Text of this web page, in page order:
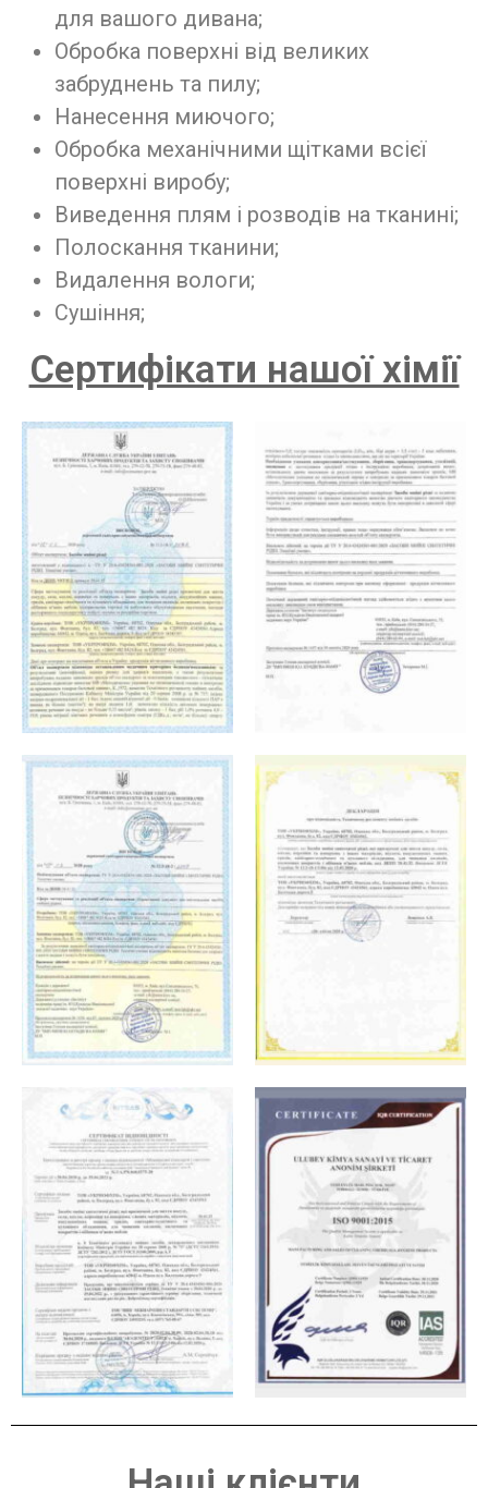
для вашого дивана;
Обробка поверхні від великих
забруднень та пилу;
Нанесення миючого;
Обробка механічними щітками всієї
поверхні виробу;
Виведення плям і розводів на тканині;
Полоскання тканини;
Видалення вологи;
Сушіння;
Сертифікати нашої хімії